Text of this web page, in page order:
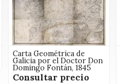
Carta Geométrica de
Galicia por el Doctor Don
Domingo Fontán, 1845
Consultar precio